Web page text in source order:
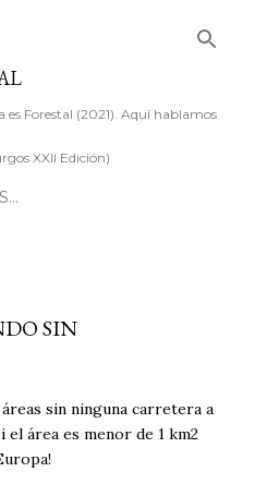
es Forestal (2021). Aquí hablamos
XXII Edición)
SIN
sin ninguna carretera a
área es menor de 1 km2